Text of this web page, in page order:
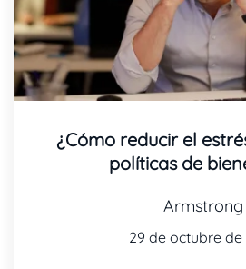
¿Cómo reducir el
políticas de
Armstrong
29 de octubre de